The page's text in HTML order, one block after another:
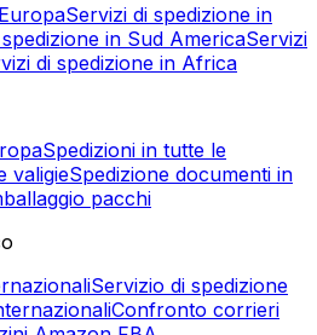
Servizi di spedizione in
in Sud AmericaServizi
di spedizione in Africa
Spedizioni in tutte le
valigieSpedizione documenti in
pacchi
Servizio di spedizione
Confronto corrieri